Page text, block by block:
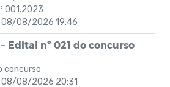
Funcionários
Mensário oficial
Campanhas
001.2023
08/08/2026 19:46
Edital nº 021 do concurso
concurso
08/08/2026 20:31